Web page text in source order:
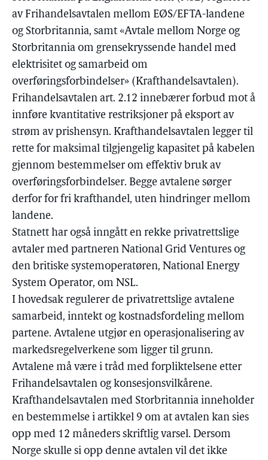
av Frihandelsavtalen mellom EØS/EFTA-landene
og Storbritannia, samt «Avtale mellom Norge og
Storbritannia om grensekryssende handel med
elektrisitet og samarbeid om
overføringsforbindelser» (Krafthandelsavtalen).
Frihandelsavtalen art. 2.12 innebærer forbud mot å
innføre kvantitative restriksjoner på eksport av
strøm av prishensyn. Krafthandelsavtalen legger til
rette for maksimal tilgjengelig kapasitet på kabelen
gjennom bestemmelser om effektiv bruk av
overføringsforbindelser. Begge avtalene sørger
derfor for fri krafthandel, uten hindringer mellom
landene.
Statnett har også inngått en rekke privatrettslige
avtaler med partneren National Grid Ventures og
den britiske systemoperatøren, National Energy
System Operator, om NSL.
I hovedsak regulerer de privatrettslige avtalene
samarbeid, inntekt og kostnadsfordeling mellom
partene. Avtalene utgjør en operasjonalisering av
markedsregelverkene som ligger til grunn.
Avtalene må være i tråd med forpliktelsene etter
Frihandelsavtalen og konsesjonsvilkårene.
Krafthandelsavtalen med Storbritannia inneholder
en bestemmelse i artikkel 9 om at avtalen kan sies
opp med 12 måneders skriftlig varsel. Dersom
Norge skulle si opp denne avtalen vil det ikke